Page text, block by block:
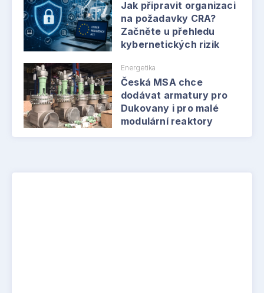
Jak připravit organizaci
na požadavky CRA?
Začněte u přehledu
kybernetických rizik
Energetika
Česká MSA chce
dodávat armatury pro
Dukovany i pro malé
modulární reaktory